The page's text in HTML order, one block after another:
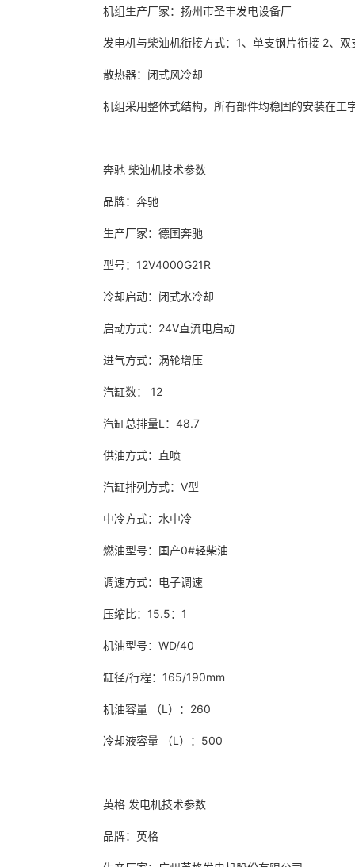
机组生产厂家：扬州市圣丰发电设备厂
发电机与柴油机衔接方式：1、单支钢片衔接 2、双
散热器：闭式风冷却
机组采用整体式结构，所有部件均稳固的安装在工
奔驰 柴油机技术参数
品牌：奔驰
生产厂家：德国奔驰
型号：12V4000G21R
冷却启动：闭式水冷却
启动方式：24V直流电启动
进气方式：涡轮增压
汽缸数： 12
汽缸总排量L：48.7
供油方式：直喷
汽缸排列方式：V型
中冷方式：水中冷
燃油型号：国产0#轻柴油
调速方式：电子调速
压缩比：15.5：1
机油型号：WD/40
缸径/行程：165/190mm
机油容量 （L）：260
冷却液容量 （L）：500
英格 发电机技术参数
品牌：英格